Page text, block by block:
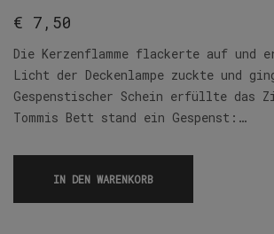
€ 7,50
Die Kerzenflamme flackerte auf und
Licht der Deckenlampe zuckte und
Gespenstischer Schein erfüllte das
Tommis Bett stand ein Gespenst:…
IN DEN WARENKORB